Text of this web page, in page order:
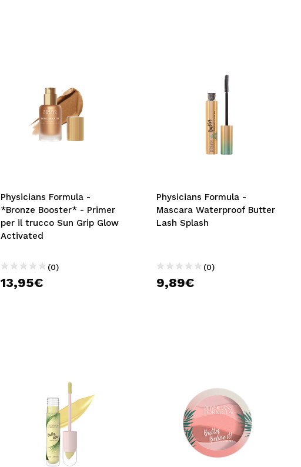
Physicians Formula -
*Bronze Booster* - Primer
per il trucco Sun Grip Glow
Activated
(0)
13,95€
Physicians Formula -
Mascara Waterproof Butter
Lash Splash
(0)
9,89€